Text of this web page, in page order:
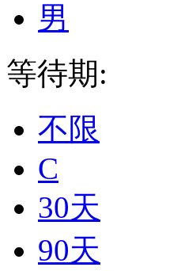
男
等待期:
不限
C
30天
90天